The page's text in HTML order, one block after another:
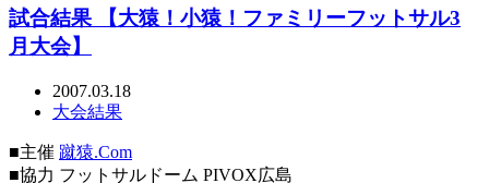
試合結果 【大猿！小猿！ファミリーフットサル3
月大会】
2007.03.18
大会結果
■主催 蹴猿.Com
■協力 フットサルドーム PIVOX広島